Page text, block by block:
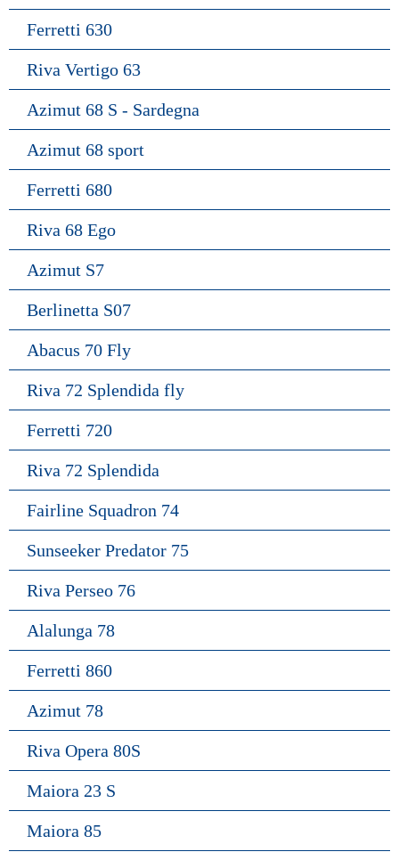
Ferretti 630
Riva Vertigo 63
Azimut 68 S - Sardegna
Azimut 68 sport
Ferretti 680
Riva 68 Ego
Azimut S7
Berlinetta S07
Abacus 70 Fly
Riva 72 Splendida fly
Ferretti 720
Riva 72 Splendida
Fairline Squadron 74
Sunseeker Predator 75
Riva Perseo 76
Alalunga 78
Ferretti 860
Azimut 78
Riva Opera 80S
Maiora 23 S
Maiora 85